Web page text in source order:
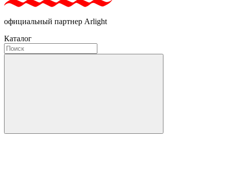
официальный партнер Arlight
Каталог